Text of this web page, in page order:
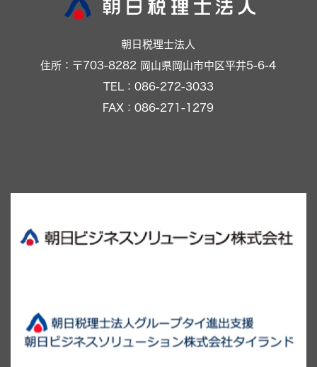
朝日税理士法人
住所：〒703-8282 岡山県岡山市中区平井5-6-4
TEL：086-272-3033
FAX：086-271-1279